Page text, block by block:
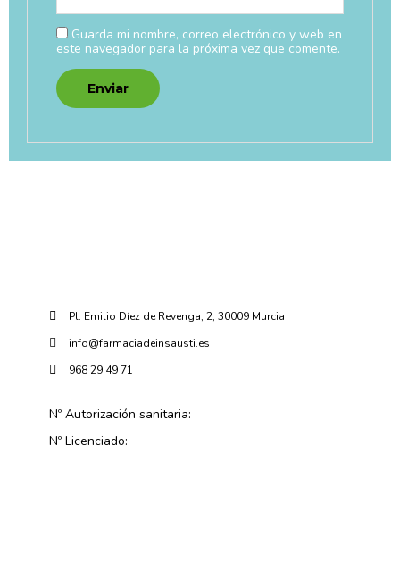
Guarda mi nombre, correo electrónico y web en
este navegador para la próxima vez que comente.
Pl. Emilio Díez de Revenga, 2, 30009 Murcia
info@farmaciadeinsausti.es
968 29 49 71
Nº Autorización sanitaria:
Nº Licenciado: